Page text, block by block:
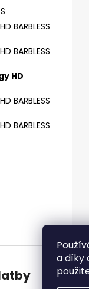
a díky
BARBLESS
BARBLESS
HD
BARBLESS
BARBLESS